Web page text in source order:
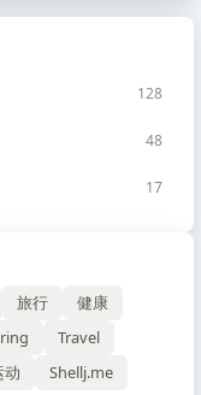
128
48
17
旅行
健康
Travel
动
Shellj.me